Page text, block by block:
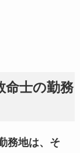
命士の勤務
務地は、そ